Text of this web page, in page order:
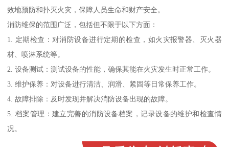
效地预防和扑灭火灾，保障人员生命和财产安全。
消防维保的范围广泛，包括但不限于以下方面：
1. 定期检查：对消防设备进行定期的检查，如火灾报警器、灭火器
材、喷淋系统等。
2. 设备测试：测试设备的性能，确保其能在火灾发生时正常工作。
3. 维护保养：对设备进行清洁、润滑、紧固等日常保养工作。
4. 故障排除：及时发现并解决消防设备出现的故障。
5. 档案管理：建立完善的消防设备档案，记录设备的维护和检查情
况。